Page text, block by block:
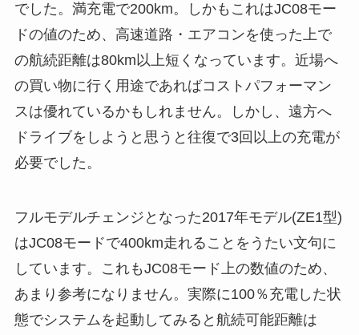
でした。満充電で200km。しかもこれはJC08モー
ドの値のため、高速道路・エアコンを使った上で
の航続距離は80km以上短くなっています。近場へ
の買い物に行く用途であればコストパフォーマン
スは優れているかもしれません。しかし、遠方へ
ドライブをしようと思うと往復で3回以上の充電が
必要でした。
フルモデルチェンジとなった2017年モデル(ZE1型)
はJC08モードで400km走れることをうたい文句に
しています。これもJC08モード上の数値のため、
あまり参考になりません。実際に100％充電した状
態でシステムを起動してみると航続可能距離は